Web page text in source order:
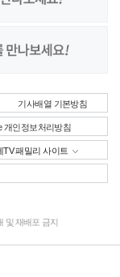
기사배열 기본방침
개인정보처리방침
TV 패밀리 사이트
및 재배포 금지